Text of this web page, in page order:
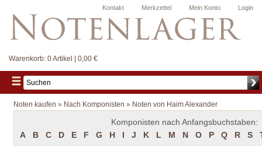
Login
Mein Konto
Merkzettel
Kontakt
Warenkorb: 0 Artikel | 0,00 €
Noten kaufen » Nach Komponisten » Noten von Haim Alexander
Komponisten nach Anfangsbuchstaben:
A
B C D E F G H I J K L M N O P Q R S